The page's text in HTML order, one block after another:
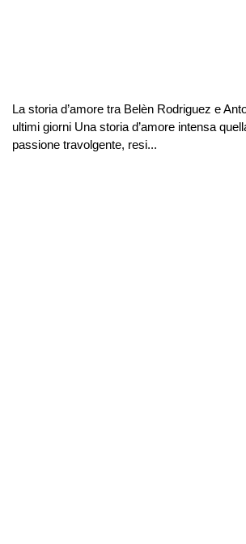
La storia d’amore tra Belèn Rodriguez e
ultimi giorni Una storia d’amore intensa
passione travolgente, resi...